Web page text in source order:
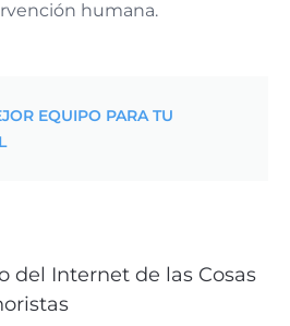
humana.
EQUIPO PARA TU
del Internet de las Cosas